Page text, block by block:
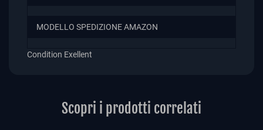
MODELLO SPEDIZIONE AMAZON
Condition Exellent
Scopri i prodotti correlati